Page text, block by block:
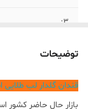
3:
توضیحات
قندان گلدار لب طلایی
بازار حال حاضر